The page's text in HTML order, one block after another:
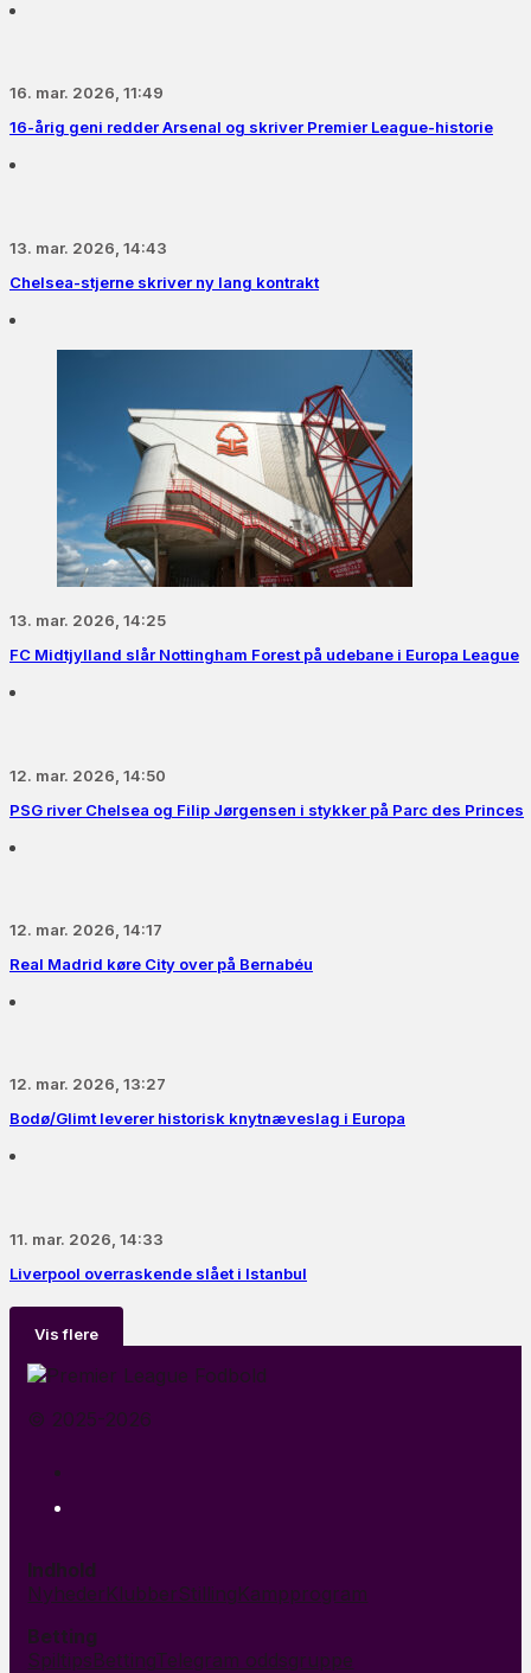
16. mar. 2026, 11:49
16-årig geni redder Arsenal og skriver Premier League-historie
13. mar. 2026, 14:43
Chelsea-stjerne skriver ny lang kontrakt
13. mar. 2026, 14:25
FC Midtjylland slår Nottingham Forest på udebane i Europa League
12. mar. 2026, 14:50
PSG river Chelsea og Filip Jørgensen i stykker på Parc des Princes
12. mar. 2026, 14:17
Real Madrid køre City over på Bernabéu
12. mar. 2026, 13:27
Bodø/Glimt leverer historisk knytnæveslag i Europa
11. mar. 2026, 14:33
Liverpool overraskende slået i Istanbul
Vis flere
© 2025-2026
Indhold
NyhederKlubberStillingKampprogram
Betting
SpiltipsBettingTelegram oddsgruppe